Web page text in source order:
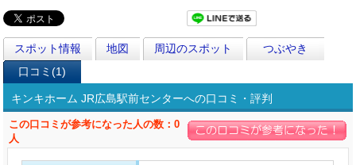
スポット情報 地図 周辺のスポット
つぶやき
口コミ(1)
キンキホーム JR広島駅前センターへの口コミ・評判
この口コミが参考になった人の数：0
人